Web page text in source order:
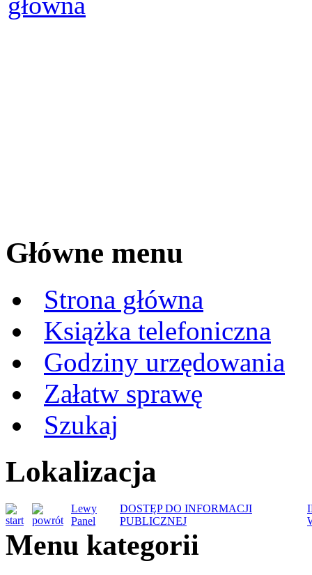
Główne menu
Strona główna
Książka telefoniczna
Godziny urzędowania
Załatw sprawę
Szukaj
Lokalizacja
Lewy
Panel
DOSTĘP DO INFORMACJI
PUBLICZNEJ
Menu kategorii